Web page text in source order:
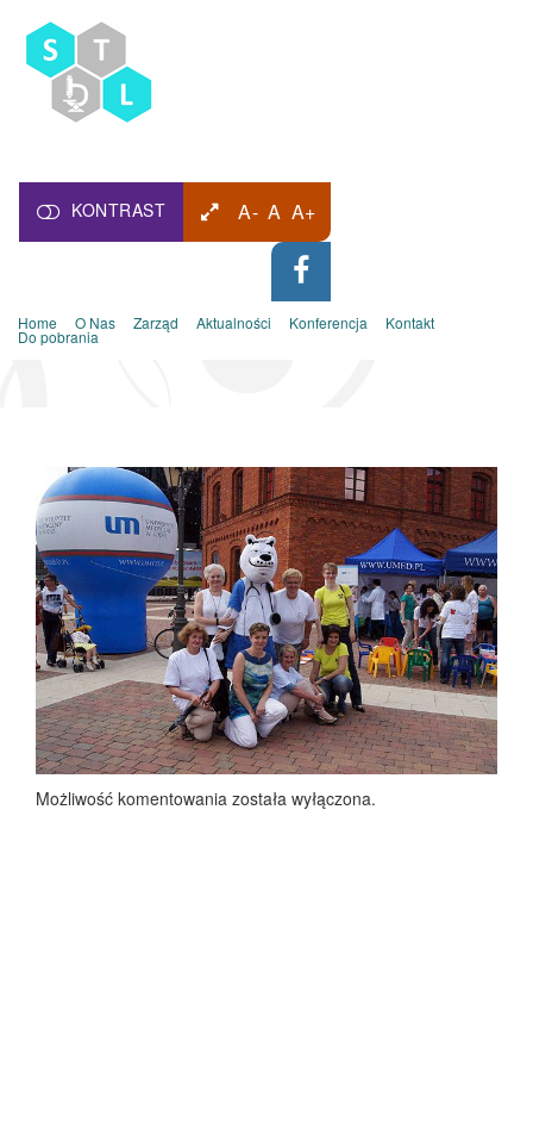
A- A A+
KONTRAST
Home O Nas Zarząd Aktualności Konferencja Kontakt
Do pobrania
Możliwość komentowania została wyłączona.